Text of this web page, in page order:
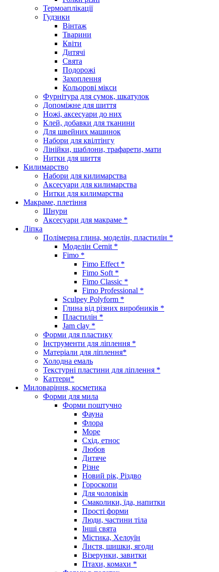
Термоаплікації
Гудзики
Вінтаж
Тварини
Квіти
Дитячі
Свята
Подорожі
Захоплення
Кольорові мікси
Фурнітура для сумок, шкатулок
Допоміжне для шиття
Ножі, аксесуари до них
Клей, добавки для тканини
Для швейних машинок
Набори для квілтінгу
Лінійки, шаблони, трафарети, мати
Нитки для шиття
Килимарство
Набори для килимарства
Аксесуари для килимарства
Нитки для килимарства
Макраме, плетіння
Шнури
Аксесуари для макраме *
Ліпка
Полімерна глина, моделін, пластилін *
Моделін Cernit *
Fimo *
Fimo Effect *
Fimo Soft *
Fimo Classic *
Fimo Professional *
Sculpey Polyform *
Глина від різних виробників *
Пластилін *
Jam clay *
Форми для пластику
Інструменти для ліплення *
Матеріали для ліплення*
Холодна емаль
Текстурні пластини для ліплення *
Каттери*
Миловаріння, косметика
Форми для мила
Форми поштучно
Фауна
Флора
Море
Схід, етнос
Любов
Дитяче
Різне
Новий рік, Різдво
Гороскопи
Для чоловіків
Смаколики, їда, напитки
Прості форми
Люди, частини тіла
Інші свята
Містика, Хелоуїн
Листя, шишки, ягоди
Візерунки, завитки
Птахи, комахи *